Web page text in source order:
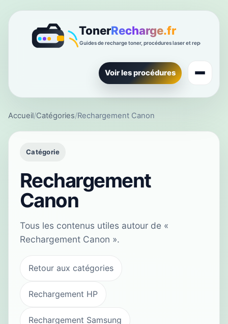
Voir les procédures
Accueil/Catégories/Rechargement Canon
Catégorie
Rechargement
Canon
Tous les contenus utiles autour de «
Rechargement Canon ».
Retour aux catégories
Rechargement HP
Rechargement Samsung